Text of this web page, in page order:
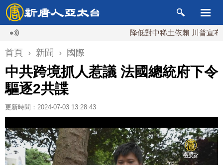
降低對中稀土依賴 川普宣布礦業
首頁 › 新聞 › 國際
中共跨境抓人惹議 法國總統府下令
驅逐2共諜
更新時間：2024-07-03 13:28:43